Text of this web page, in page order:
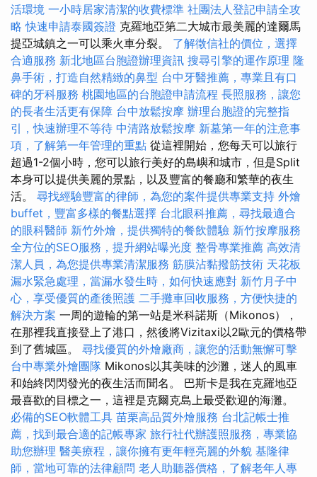
活環境 一小時居家清潔的收費標準 社團法人登記申請全攻
略 快速申請泰國簽證 克羅地亞第二大城市最美麗的達爾馬
提亞城鎮之一可以乘火車分裂。 了解徵信社的價位，選擇
合適服務 新北地區台胞證辦理資訊 搜尋引擎的運作原理 隆
鼻手術，打造自然精緻的鼻型 台中牙醫推薦，專業且有口
碑的牙科服務 桃園地區的台胞證申請流程 長照服務，讓您
的長者生活更有保障 台中放鬆按摩 辦理台胞證的完整指
引，快速辦理不等待 中清路放鬆按摩 新墓第一年的注意事
項，了解第一年管理的重點 從這裡開始，您每天可以旅行
超過1-2個小時，您可以旅行美好的島嶼和城市，但是Split
本身可以提供美麗的景點，以及豐富的餐廳和繁華的夜生
活。 尋找經驗豐富的律師，為您的案件提供專業支持 外燴
buffet，豐富多樣的餐點選擇 台北眼科推薦，尋找最適合
的眼科醫師 新竹外燴，提供獨特的餐飲體驗 新竹按摩服務
全方位的SEO服務，提升網站曝光度 整骨專業推薦 高效清
潔人員，為您提供專業清潔服務 筋膜沾黏撥筋技術 天花板
漏水緊急處理，當漏水發生時，如何快速應對 新竹月子中
心，享受優質的產後照護 二手攤車回收服務，方便快捷的
解決方案 一周的遊輪的第一站是米科諾斯（Mikonos），
在那裡我直接登上了港口，然後將Vizitaxi以2歐元的價格帶
到了舊城區。 尋找優質的外燴廠商，讓您的活動無懈可擊
台中專業外燴團隊 Mikonos以其美味的沙灘，迷人的風車
和始終閃閃發光的夜生活而聞名。 巴斯卡是我在克羅地亞
最喜歡的目標之一，這裡是克爾克島上最受歡迎的海灘。
必備的SEO軟體工具 苗栗高品質外燴服務 台北記帳士推
薦，找到最合適的記帳專家 旅行社代辦護照服務，專業協
助您辦理 醫美療程，讓你擁有更年輕亮麗的外貌 基隆律
師，當地可靠的法律顧問 老人助聽器價格，了解老年人專